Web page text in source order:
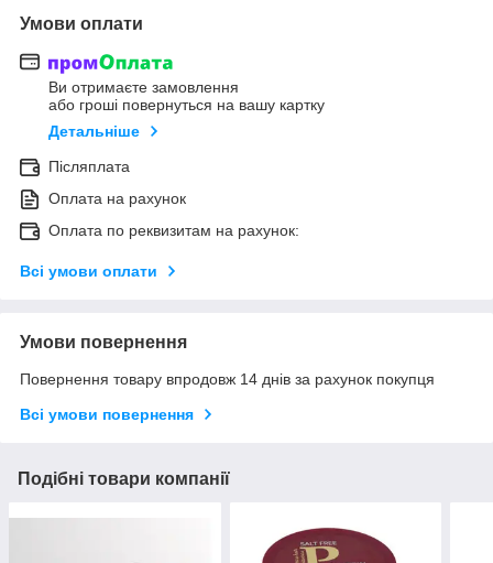
Умови оплати
Ви отримаєте замовлення
або гроші повернуться на вашу картку
Детальніше
Післяплата
Оплата на рахунок
Оплата по реквизитам на рахунок:
Всі умови оплати
Умови повернення
Повернення товару впродовж 14 днів за рахунок покупця
Всі умови повернення
Подібні товари компанії